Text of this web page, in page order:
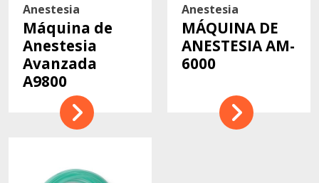
Anestesia
Máquina de
Anestesia
Avanzada
A9800
Anestesia
MÁQUINA DE
ANESTESIA AM-
6000